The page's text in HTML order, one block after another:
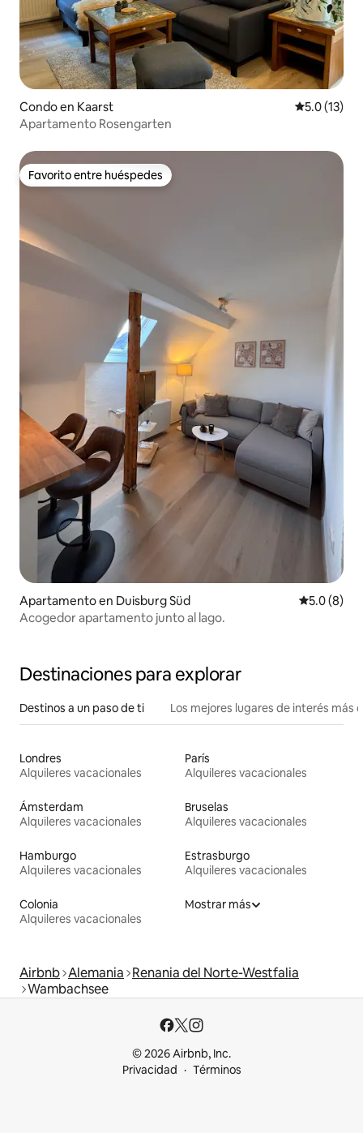
Condo en Kaarst Calificación
5.0 (13)
Apartamento Rosengarten
Favorito entre huéspedes
Favorito entre huéspedes
Apartamento en Duisburg Süd
5.0 (8)
Acogedor apartamento junto al lago.
Destinaciones para explorar
Destinos a un paso de ti Los mejores lugares de interés más
Londres
Alquileres vacacionales
París
Alquileres vacacionales
Ámsterdam
Alquileres vacacionales
Bruselas
Alquileres vacacionales
Hamburgo
Alquileres vacacionales
Estrasburgo
Alquileres vacacionales
Colonia
Alquileres vacacionales
Mostrar más
Airbnb Alemania Renania del Norte-Westfalia
Wambachsee
© 2026 Airbnb, Inc.
Privacidad
Términos